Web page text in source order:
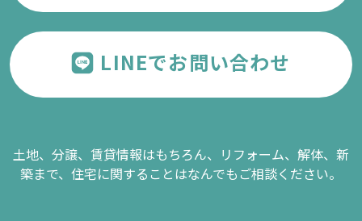
LINEでお問い合わせ
土地、分譲、賃貸情報はもちろん、リフォーム、解体、新
築まで、 住宅に関することはなんでもご相談ください。